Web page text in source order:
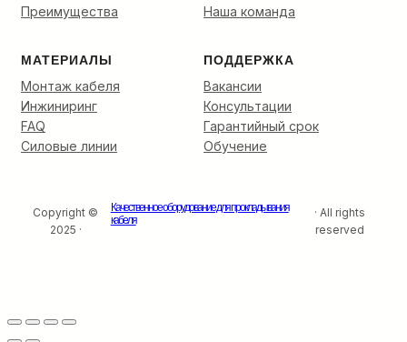
Преимущества
Наша команда
МАТЕРИАЛЫ
Монтаж кабеля
Инжиниринг
FAQ
Силовые линии
ПОДДЕРЖКА
Вакансии
Консультации
Гарантийный срок
Обучение
Copyright ©
2025 ·
Качественное оборудование для прокладывания
кабеля
· All rights
reserved